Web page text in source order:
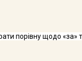
порівну щодо «за»